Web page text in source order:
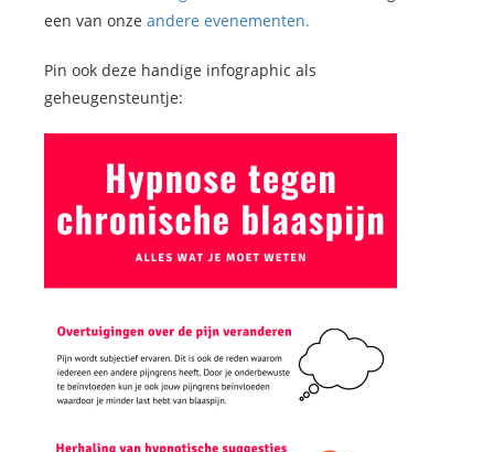
een van onze andere evenementen.
Pin ook deze handige infographic als
geheugensteuntje: